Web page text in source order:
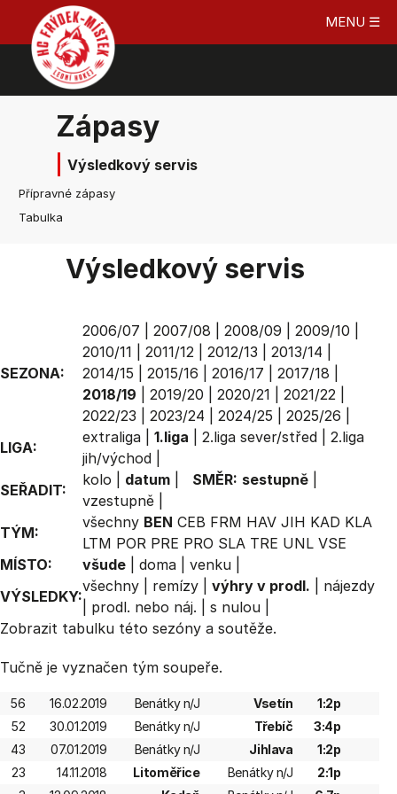
MENU ☰
Zápasy
Výsledkový servis
Přípravné zápasy
Tabulka
Výsledkový servis
SEZONA:
2006/07 2007/08 2008/09 2009/10
2010/11
2011/12 2012/13 2013/14
2014/15
2015/16 2016/17 2017/18
2018/19
2019/20 2020/21 2021/22
2022/23
2023/24 2024/25 2025/26
LIGA:
extraliga 1.liga 2.liga sever/střed
2.liga
jih/východ
SEŘADIT:
kolo datum SMĚR: sestupně
vzestupně
TÝM:
všechny BEN CEB FRM HAV JIH KAD KLA
LTM POR PRE PRO SLA TRE UNL VSE
MÍSTO:
všude doma venku
VÝSLEDKY:
všechny remízy výhry v prodl.
nájezdy
prodl. nebo náj. s nulou
Zobrazit tabulku této sezóny a soutěže.
Tučně je vyznačen tým soupeře.
56 16.02.2019 Benátky n/J Vsetín
1:2p
52
30.01.2019 Benátky n/J Třebíč
3:4p
43
07.01.2019 Benátky n/J Jihlava
1:2p
23
14.11.2018 Litoměřice Benátky n/J
2:1p